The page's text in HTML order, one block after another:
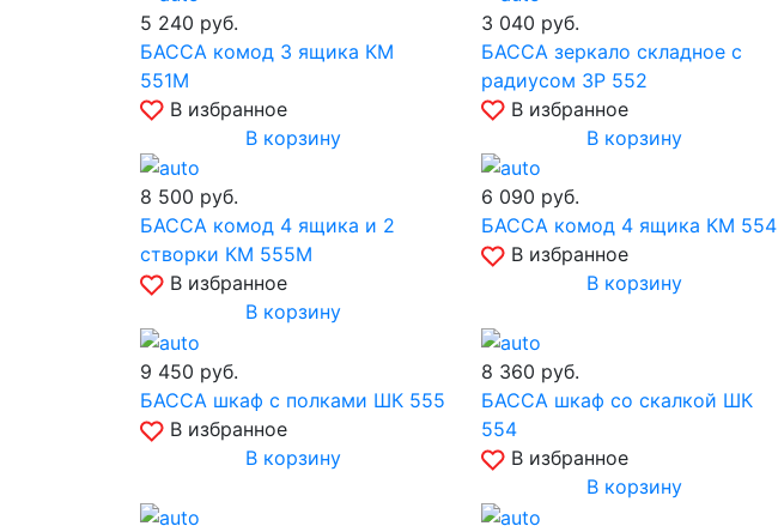
5 240 руб.
БАССА комод 3 ящика КМ
551М
В избранное
В корзину
3 040 руб.
БАССА зеркало складное с
радиусом ЗР 552
В избранное
В корзину
8 500 руб.
БАССА комод 4 ящика и 2
створки КМ 555М
В избранное
В корзину
6 090 руб.
БАССА комод 4 ящика КМ 554
В избранное
В корзину
9 450 руб.
БАССА шкаф с полками ШК 555
В избранное
В корзину
8 360 руб.
БАССА шкаф со скалкой ШК
554
В избранное
В корзину